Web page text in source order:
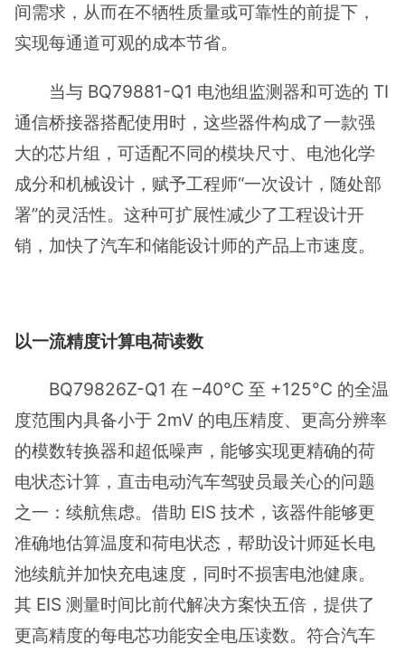
间需求，从而在不牺牲质量或可靠性的前提下，
实现每通道可观的成本节省。
当与 BQ79881-Q1 电池组监测器和可选的 TI
通信桥接器搭配使用时，这些器件构成了一款强
大的芯片组，可适配不同的模块尺寸、电池化学
成分和机械设计，赋予工程师“一次设计，随处部
署”的灵活性。这种可扩展性减少了工程设计开
销，加快了汽车和储能设计师的产品上市速度。
以一流精度计算电荷读数
BQ79826Z-Q1 在 –40°C 至 +125°C 的全温
度范围内具备小于 2mV 的电压精度、更高分辨率
的模数转换器和超低噪声，能够实现更精确的荷
电状态计算，直击电动汽车驾驶员最关心的问题
之一：续航焦虑。借助 EIS 技术，该器件能够更
准确地估算温度和荷电状态，帮助设计师延长电
池续航并加快充电速度，同时不损害电池健康。
其 EIS 测量时间比前代解决方案快五倍，提供了
更高精度的每电芯功能安全电压读数。符合汽车